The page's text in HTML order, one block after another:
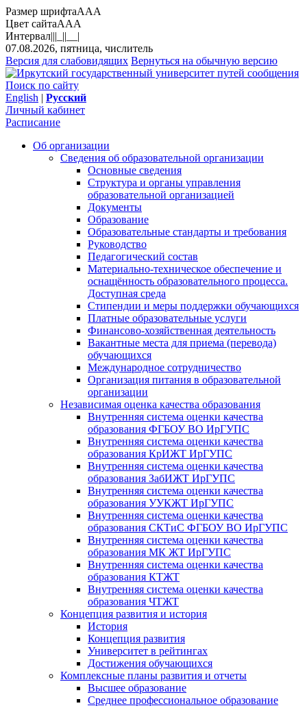
Размер шрифтаAAA
Цвет сайтаAAA
Интервал|||_||__|
07.08.2026, пятница, числитель
Версия для слабовидящих Вернуться на обычную версию
Поиск по сайту
English | Русский
Личный кабинет
Расписание
Об организации
Сведения об образовательной организации
Основные сведения
Структура и органы управления
образовательной организацией
Документы
Образование
Образовательные стандарты и требования
Руководство
Педагогический состав
Материально-техническое обеспечение и
оснащённость образовательного процесса.
Доступная среда
Стипендии и меры поддержки обучающихся
Платные образовательные услуги
Финансово-хозяйственная деятельность
Вакантные места для приема (перевода)
обучающихся
Международное сотрудничество
Организация питания в образовательной
организации
Независимая оценка качества образования
Внутренняя система оценки качества
образования ФГБОУ ВО ИрГУПС
Внутренняя система оценки качества
образования КрИЖТ ИрГУПС
Внутренняя система оценки качества
образования ЗабИЖТ ИрГУПС
Внутренняя система оценки качества
образования УУКЖТ ИрГУПС
Внутренняя система оценки качества
образования СКТиС ФГБОУ ВО ИрГУПС
Внутренняя система оценки качества
образования МК ЖТ ИрГУПС
Внутренняя система оценки качества
образования КТЖТ
Внутренняя система оценки качества
образования ЧТЖТ
Концепция развития и история
История
Концепция развития
Университет в рейтингах
Достижения обучающихся
Комплексные планы развития и отчеты
Высшее образование
Среднее профессиональное образование